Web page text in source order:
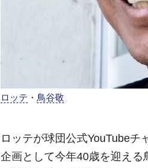
ロッテ ・ 鳥谷敬
ロッテが球団公式YouTubeチ
企画として今年40歳を迎え